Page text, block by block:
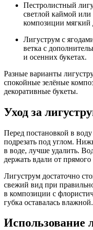
Пестролистный
светлой каймой или
композиции мягкий
Лигуструм с
ветка с
и осенних букетах.
Разные варианты
спокойные зелёные
декоративные букеты.
Уход за
Перед постановкой в
подрезать под углом.
в воде, лучше удалить.
держать вдали от
Лигуструм достаточно
свежий вид при
в композиции с
губка оставалась влажной.
Использование